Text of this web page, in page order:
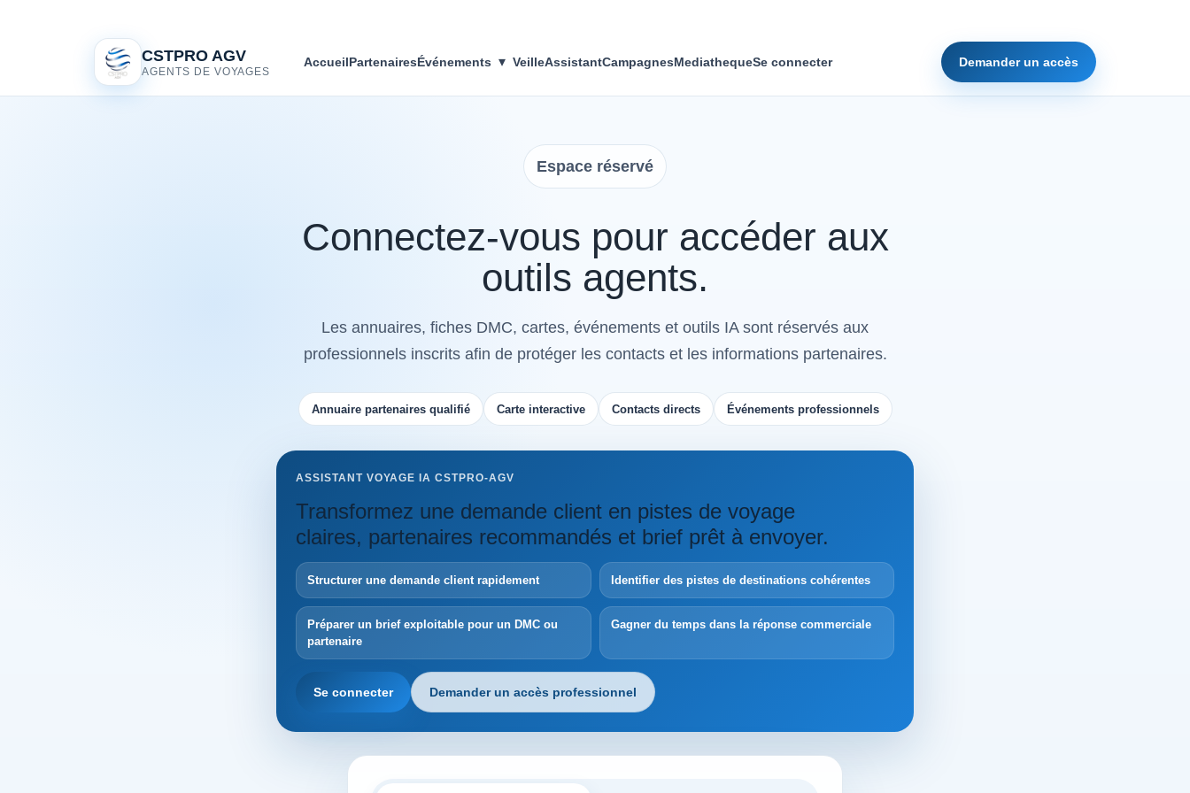
CSTPRO AGV
AGENTS DE VOYAGES
AccueilPartenairesÉvénements ▾ VeilleAssistantCampagnesMediathequeSe connecter Demander un accès
Espace réservé
Connectez-vous pour accéder aux
outils agents.
Les annuaires, fiches DMC, cartes, événements et outils IA sont réservés aux
professionnels inscrits afin de protéger les contacts et les informations partenaires.
Annuaire partenaires qualifié Carte interactive Contacts directs Événements professionnels
ASSISTANT VOYAGE IA CSTPRO-AGV
Transformez une demande client en pistes de voyage
claires, partenaires recommandés et brief prêt à envoyer.
Structurer une demande client rapidement Identifier des pistes de destinations cohérentes
Préparer un brief exploitable pour un DMC ou
partenaire
Gagner du temps dans la réponse commerciale
Se connecter Demander un accès professionnel